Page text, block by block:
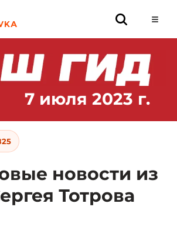
7 июля 2023 г.
новости из
Тотрова